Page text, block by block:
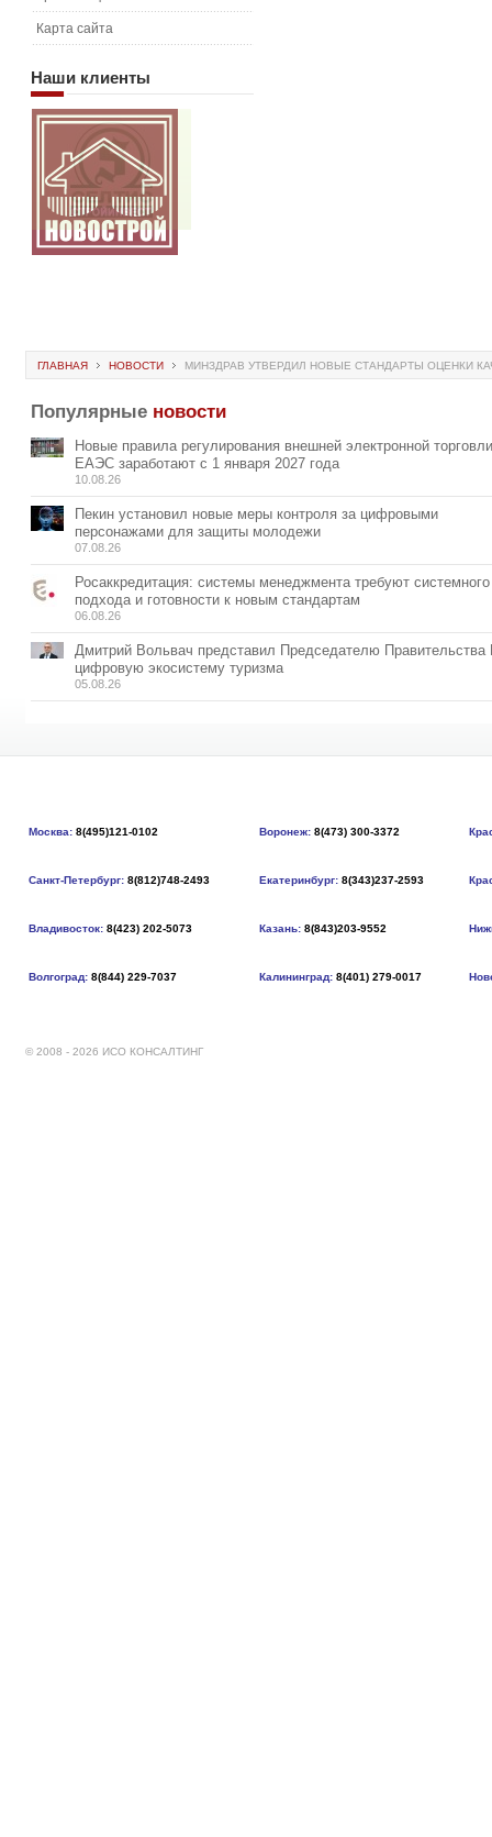
Карта сайта
Наши клиенты
ГЛАВНАЯ НОВОСТИ МИНЗДРАВ УТВЕРДИЛ НОВЫЕ СТАНДАРТЫ ОЦЕНКИ
Популярные новости
Новые правила регулирования внешней электронной
ЕАЭС заработают с 1 января 2027 года
10.08.26
Пекин установил новые меры контроля за цифровыми
персонажами для защиты молодежи
07.08.26
Росаккредитация: системы менеджмента требуют системного
подхода и готовности к новым стандартам
06.08.26
Дмитрий Вольвач представил Председателю
цифровую экосистему туризма
05.08.26
Москва: 8(495)121-0102 Воронеж: 8(473) 300-3372
Санкт-Петербург: 8(812)748-2493 Екатеринбург: 8(343)237-2593
Владивосток: 8(423) 202-5073 Казань: 8(843)203-9552
Волгоград: 8(844) 229-7037 Калининград: 8(401) 279-0017
© 2008 - 2026 ИСО КОНСАЛТИНГ